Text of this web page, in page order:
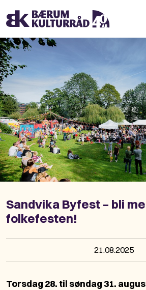
Sandvika Byfest – bli
folkefesten!
21.08.2025
Torsdag 28. til søndag 31.